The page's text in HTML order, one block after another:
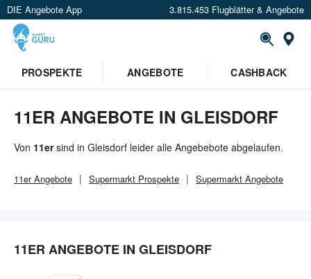
DIE Angebote App 3.815.453 Flugblätter & Angebote
PROSPEKTE ANGEBOTE CASHBACK
11ER ANGEBOTE IN GLEISDORF
Von 11ersind in Gleisdorf leider alle Angebebote abgelaufen.
11erAngebote Supermarkt Prospekte Supermarkt Angebote
11ER ANGEBOTE IN GLEISDORF